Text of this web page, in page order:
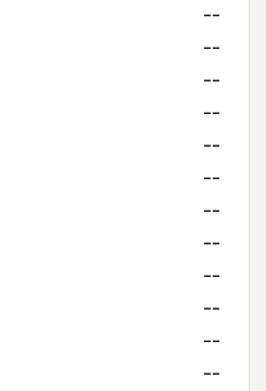
--
--
--
--
--
--
--
--
--
--
--
--